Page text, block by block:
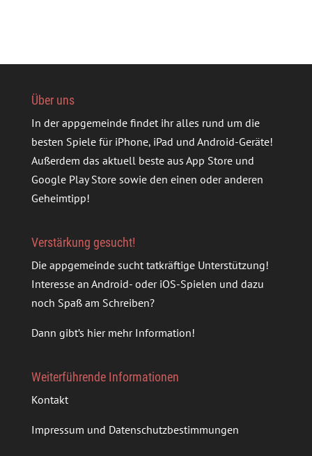
Über uns
In der appgemeinde findet ihr alles rund um die
besten Spiele für iPhone, iPad und Android-Geräte!
Außerdem das aktuell beste aus App Store und
Google Play Store sowie den einen oder anderen
Geheimtipp!
Verstärkung gesucht!
Die appgemeinde sucht tatkräftige Unterstützung!
Interesse an Android- oder iOS-Spielen und dazu
noch Spaß am Schreiben?
Dann gibt’s hier mehr Information!
Weiterführende Informationen
Kontakt
Impressum und Datenschutzbestimmungen